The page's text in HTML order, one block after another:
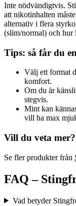
Inte nödvändigtvis.
att nikotinhalten
alternativ i flera
(slim/normal) och hur
Tips: så får du
Välj ett format
komfort.
Om du är
stegvis.
Mint kan
vill ha max
Vill du veta mer?
Se fler produkter från
FAQ –
Vad betyder